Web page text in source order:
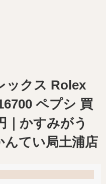
ックス Rolex
ペプシ 買
｜かすみがう
てい局土浦店